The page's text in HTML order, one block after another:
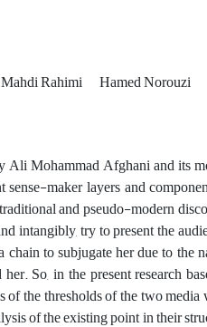
Rahimi
Hamed Norouzi
Mohammad Afghani and its
maker layers and
and pseudo-modern
intangibly, try to present the
chain to subjugate herdue to the
her.So, in the present research
ofthe thresholds of the two
of the existing point in their